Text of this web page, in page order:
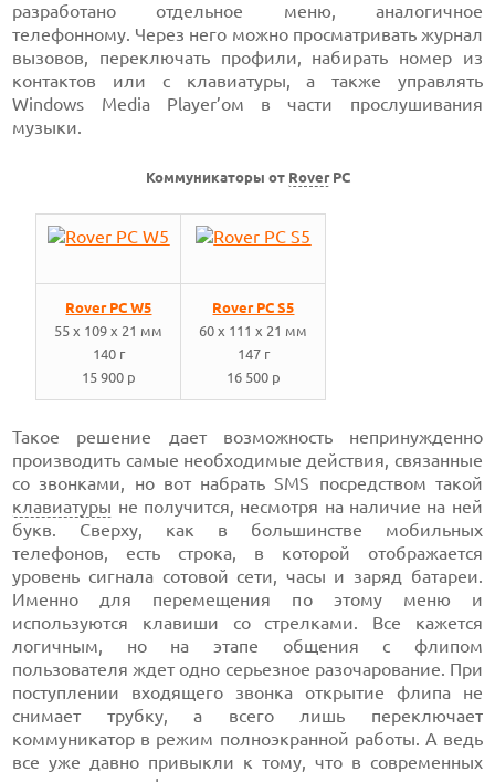
разработано отдельное меню, аналогичное
телефонному. Через него можно просматривать журнал
вызовов, переключать профили, набирать номер из
контактов или с клавиатуры, а также управлять
Windows Media Player’ом в части прослушивания
музыки.
Коммуникаторы от RoverPC
Rover PC W5
55 x 109 x 21 мм
140 г
15 900 p
Rover PC S5
60 x 111 x 21 мм
147 г
16 500 p
Такое решение дает возможность непринужденно
производить самые необходимые действия, связанные
со звонками, но вот набрать SMS посредством такой
клавиатуры не получится, несмотря на наличие на ней
букв. Сверху, как в большинстве мобильных
телефонов, есть строка, в которой отображается
уровень сигнала сотовой сети, часы и заряд батареи.
Именно для перемещения по этому меню и
используются клавиши со стрелками. Все кажется
логичным, но на этапе общения с флипом
пользователя ждет одно серьезное разочарование. При
поступлении входящего звонка открытие флипа не
снимает трубку, а всего лишь переключает
коммуникатор в режим полноэкранной работы. А ведь
все уже давно привыкли к тому, что в современных